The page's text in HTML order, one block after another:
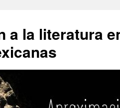
a la literatura